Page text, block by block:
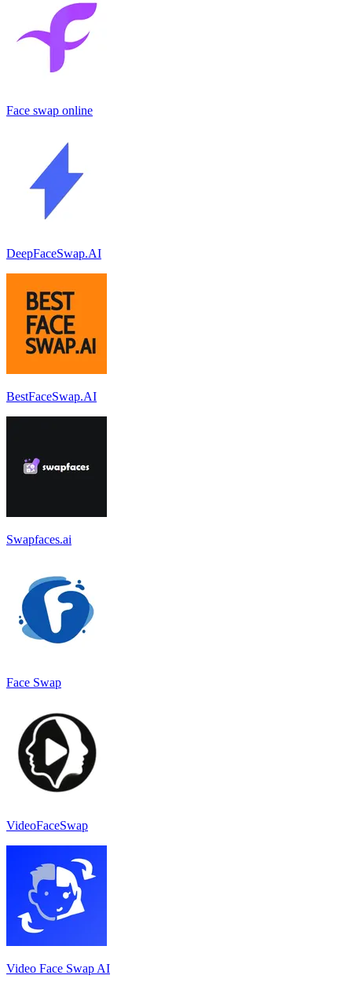
Face swap online
DeepFaceSwap.AI
BestFaceSwap.AI
Swapfaces.ai
Face Swap
VideoFaceSwap
Video Face Swap AI